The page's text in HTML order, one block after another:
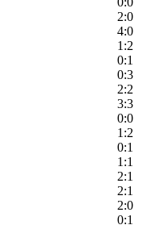
2:0
4:0
1:2
0:1
0:3
2:2
3:3
0:0
1:2
0:1
1:1
2:1
2:1
2:0
0:1